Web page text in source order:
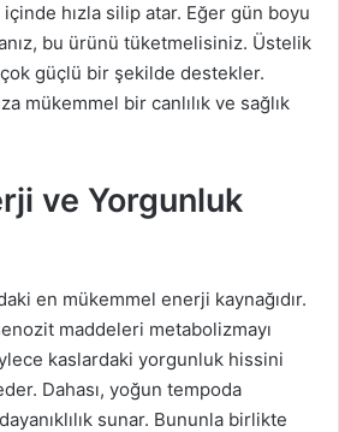
hızla silip atar. Eğer gün boyu
bu ürünü tüketmelisiniz. Üstelik
çok güçlü bir şekilde destekler.
mükemmel bir canlılık ve sağlık
ve Yorgunluk
en mükemmel enerji kaynağıdır.
maddeleri metabolizmayı
kaslardaki yorgunluk hissini
Dahası, yoğun tempoda
sunar. Bununla birlikte